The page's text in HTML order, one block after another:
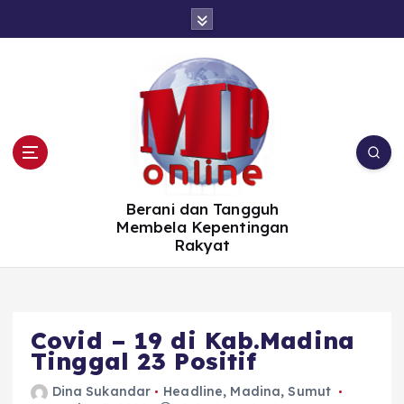
Berani dan Tangguh
Membela Kepentingan
Rakyat
Covid – 19 di Kab.Madina
Tinggal 23 Positif
Dina Sukandar Headline, Madina,Sumut